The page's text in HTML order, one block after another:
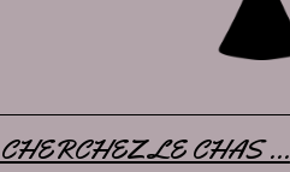
CHERCHEZ LE CHAS ...